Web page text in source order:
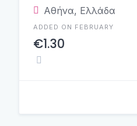
Αθήνα, Ελλάδα
ADDED ON FEBRUARY
€1.30